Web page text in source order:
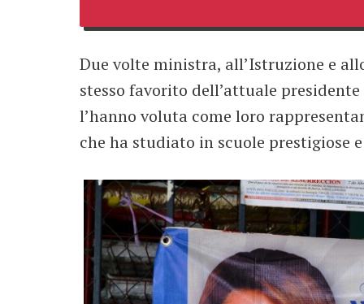
Due volte ministra, all’Istruzione e
stesso favorito dell’attuale
l’hanno voluta come loro
che ha studiato in scuole prestigiose